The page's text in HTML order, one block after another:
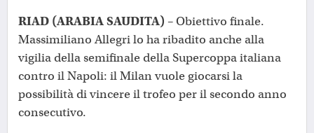
RIAD (ARABIA SAUDITA) – Obiettivo finale.
Massimiliano Allegri lo ha ribadito anche alla
vigilia della semifinale della Supercoppa italiana
contro il Napoli: il Milan vuole giocarsi la
possibilità di vincere il trofeo per il secondo anno
consecutivo.